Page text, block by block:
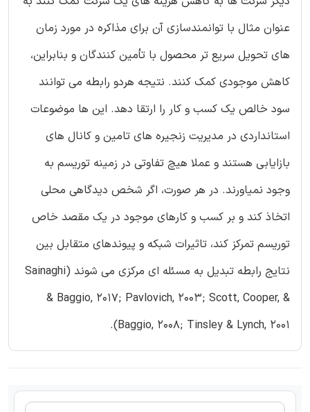
عنوان مثال با توانمندسازی آن برای مذاکره در مورد زمان
های تحویل سریع تر محصول با تأمین کنندگان و بنابراین،
کاهش موجودی کمک کنند. نتیجه هردو رابطه می توانند
سود خالص یک کسب و کار را ارتقا دهد. این ها موضوعات
استانداردی در مدیریت زنجیره های تامین و کانال های
بازایابی هستند و عملا هیچ تفاوتی در زمینه توریسم به
وجود نمیاورند. در هر صورت، اگر شخص دیدگاهی محلی
اتخاذ کند و بر کسب و کارهای موجود در یک مقصد خاص
توریسم تمرکز کند، تاثیرات شبکه و پیوندهای متقابل بین
نتایج رابطه تبدیل به مسئله ای مرکزی می شوند (Sainaghi
& Baggio, 2017; Pavlovich, 2003; Scott, Cooper, &
Baggio, 2008; Tinsley & Lynch, 2001).